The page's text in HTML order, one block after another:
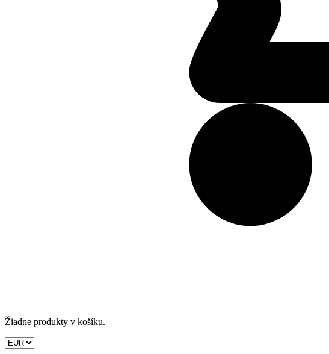
Žiadne produkty v košíku.